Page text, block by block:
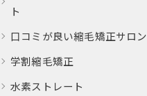
ト
口コミが良い縮毛矯正サロン
学割縮毛矯正
水素ストレート